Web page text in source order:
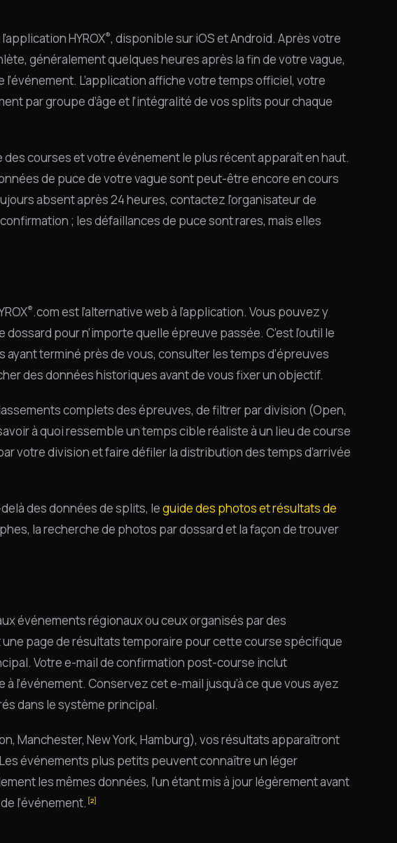
HYROX®, disponible sur iOS et Android. Après votre
généralement quelques heures après la fin de votre vague,
L’application affiche votre temps officiel, votre
par groupe d’âge et l’intégralité de vos splits pour chaque
courses et votre événement le plus récent apparaît en haut.
de puce de votre vague sont peut-être encore en cours
absent après 24 heures, contactez l’organisateur de
; les défaillances de puce sont rares, mais elles
®.com est l’alternative web à l’application. Vous pouvez y
pour n’importe quelle épreuve passée. C’est l’outil le
terminé près de vous, consulter les temps d’épreuves
des données historiques avant de vous fixer un objectif.
complets des épreuves, de filtrer par division (Open,
à quoi ressemble un temps cible réaliste à un lieu de course
votre division et faire défiler la distribution des temps d’arrivée
des données de splits, leguide des photos et résultats de
la recherche de photos par dossard et la façon de trouver
événements régionaux ou ceux organisés par des
page de résultats temporaire pour cette course spécifique
Votre e-mail de confirmation post-course inclut
l’événement. Conservez cet e-mail jusqu’à ce que vous ayez
dans le système principal.
Manchester, New York, Hamburg), vos résultats apparaîtront
événements plus petits peuvent connaître un léger
les mêmes données, l’un étant mis à jour légèrement avant
l’événement. [2]